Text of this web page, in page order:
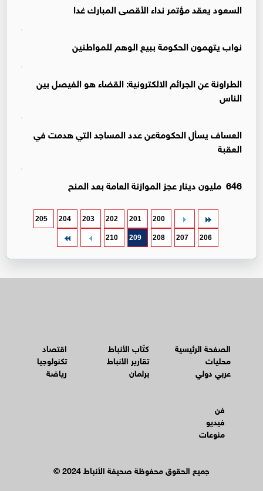
السعود يعقد مؤتمر نداء الأقصى المبارك غدا
نواب يتهمون الحكومة ببيع الوهم للمواطنين
الطراونة عن الجرائم الالكترونية: القضاء هو الفيصل بين
الناس
العساف يسأل الحكومةعن عدد المساجد التي هدمت في
العقبة
646 مليون دينار عجز الموازنة العامة بعد المنح
200
201
202
203
204
205
206
207
208
209
210
الصفحة الرئيسية
محليات
عربي دولي
كتّاب الأنباط
تقارير الأنباط
برلمان
اقتصاد
تكنولوجيا
رياضة
فن
فيديو
منوعات
© جميع الحقوق محفوظة صحيفة الأنباط 2024